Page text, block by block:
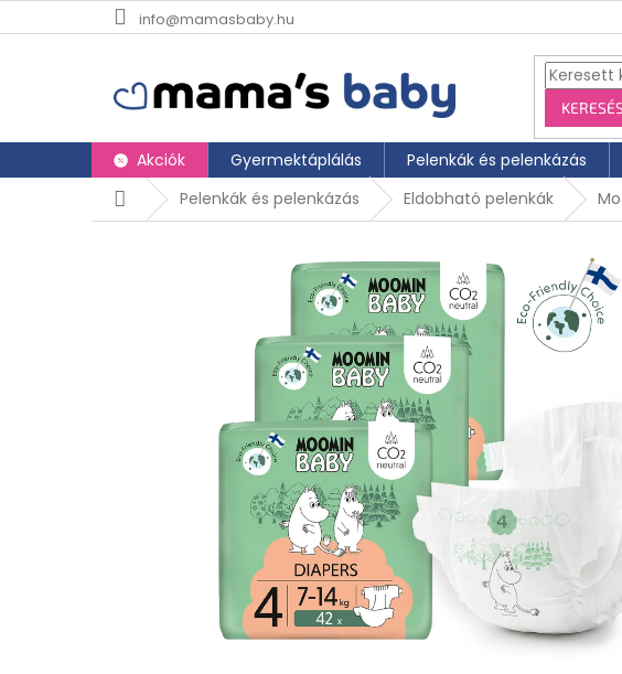
Ugrás a fő tartalomhozinfo@mamasbaby.hu
KERESÉS
Akciók Gyermektáplálás Pelenkák és pelenkázás
KezdőlapPelenkák és pelenkázás Eldobható pelenkák